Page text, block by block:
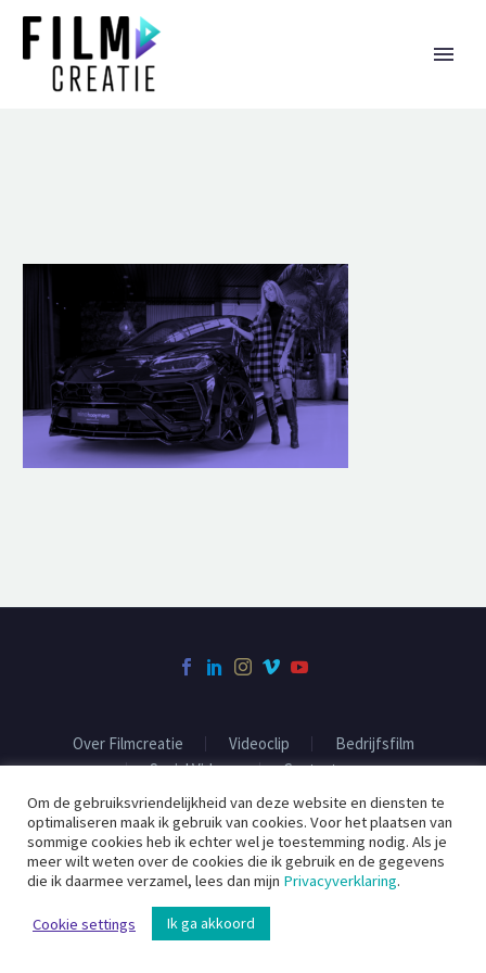
Over Filmcreatie Videoclip
Bedrijfsfilm
Social Videos
Contact
2020 © Filmcreatie
Om de gebruiksvriendelijkheid van deze website en diensten te
optimaliseren maak ik gebruik van cookies. Voor het plaatsen van
sommige cookies heb ik echter wel je toestemming nodig. Als je
meer wilt weten over de cookies die ik gebruik en de gegevens
die ik daarmee verzamel, lees dan mijn Privacyverklaring.
Cookie settings Ik ga akkoord